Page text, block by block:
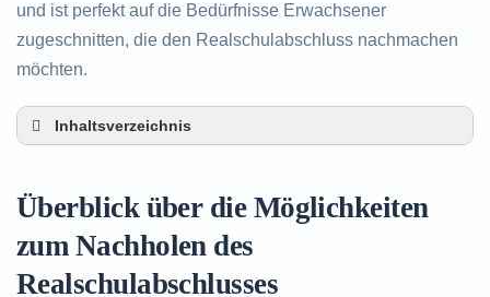
und ist perfekt auf die Bedürfnisse Erwachsener
zugeschnitten, die den Realschulabschluss nachmachen
möchten.
Inhaltsverzeichnis
Alternativen zum nachträglichen Erwerb des
Realschulabschlusses in Fürstenfeldbruck
Nachholen des Realschulabschlusses
Überblick über die Möglichkeiten
zum Nachholen des
Realschulabschlusses